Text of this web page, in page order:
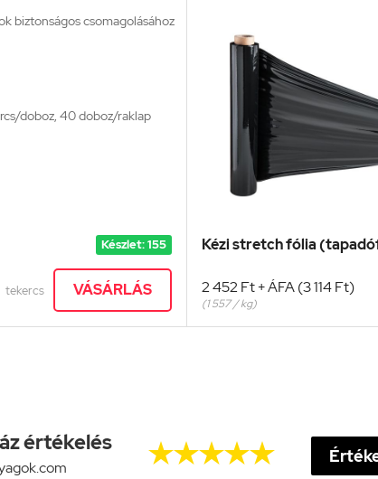
biztonságos csomagolásához
doboz, 40 doboz/raklap
Készlet: 155
tekercs VÁSÁRLÁS
Kézi stretch fólia
2 452 Ft + ÁFA (3 114 Ft)
(1 557 / kg)
értékelés 